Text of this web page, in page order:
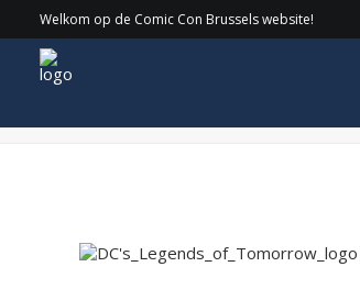
Welkom op de Comic Con Brussels website!
DC’s_Legends_of_Tomorrow_logo